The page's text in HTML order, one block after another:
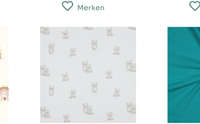
Merken